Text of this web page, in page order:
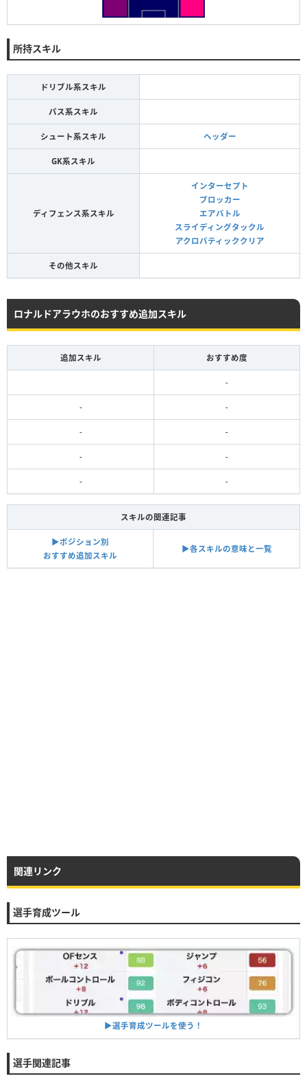
所持スキル
ドリブル系スキル
パス系スキル
シュート系スキル ヘッダー
GK系スキル
ディフェンス系スキル
インターセプト
ブロッカー
エアバトル
スライディングタックル
アクロバティッククリア
その他スキル
ロナルドアラウホのおすすめ追加スキル
追加スキル おすすめ度
-
- -
- -
- -
- -
スキルの関連記事
▶︎ポジション別
おすすめ追加スキル
▶︎各スキルの意味と一覧
関連リンク
選手育成ツール
▶︎選手育成ツールを使う！
選手関連記事